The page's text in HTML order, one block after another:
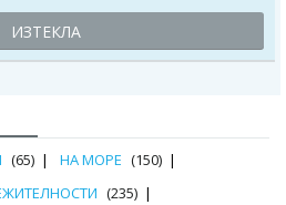
ИЗТЕКЛА
(65) НА МОРЕ (150)
(235)